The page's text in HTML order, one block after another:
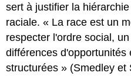
sert à justifier la
raciale.« La race est un
respecter l'ordre social,
différences d'opportunités
structurées » (Smedley et